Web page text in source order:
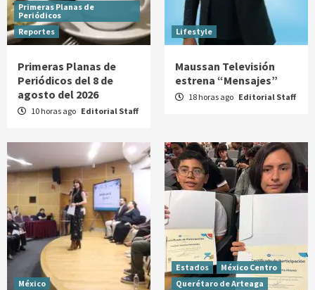
Primeras Planas de
Periódicos
Reportes
Primeras Planas de
Periódicos del 8 de
agosto del 2026
10 horas ago Editorial Staff
Lifestyle
Maussan Televisión
estrena “Mensajes”
18 horas ago Editorial Staff
México
Estados
México Centro
Querétaro de Arteaga